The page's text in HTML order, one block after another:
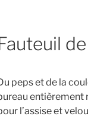
peps et de la
entièrement
l’assise et